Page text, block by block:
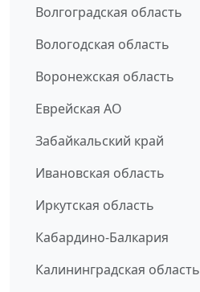
Волгоградская область
Вологодская область
Воронежская область
Еврейская АО
Забайкальский край
Ивановская область
Иркутская область
Кабардино-Балкария
Калининградская область